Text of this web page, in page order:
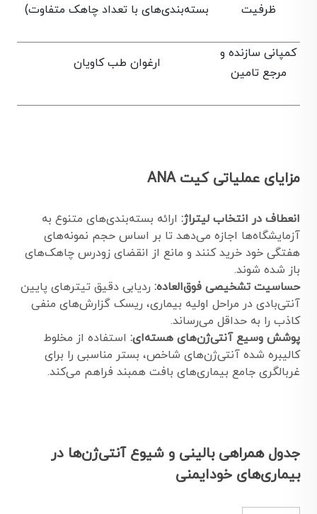
ظرفیت
بسته‌بندی‌های با تعداد چاهک متفاوت)
کمپانی سازنده و
مرجع تامین
ارغوان طب کاویان
مزایای عملیاتی کیت ANA
انعطاف در انتخاب لیتراژ: ارائه بسته‌بندی‌های متنوع به
آزمایشگاه‌ها اجازه می‌دهد تا بر اساس حجم نمونه‌های
هفتگی خود خرید کنند و مانع از انقضای زودرس چاهک‌های
باز شده شوند.
حساسیت تشخیصی فوق‌العاده: ردیابی دقیق تیترهای پایین
آنتی‌بادی در مراحل اولیه بیماری، ریسک گزارش‌های منفی
کاذب را به حداقل می‌رساند.
پوشش وسیع آنتی‌ژن‌های هسته‌ای: استفاده از مخلوط
کالیبره شده آنتی‌ژن‌های شاخص، بستر مناسبی را برای
غربالگری جامع بیماری‌های بافت همبند فراهم می‌کند.
جدول همراهی بالینی و شیوع آنتی‌ژن‌ها در
بیماری‌های خودایمنی